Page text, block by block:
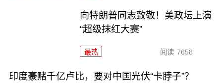
向特朗普同志致敬！美政坛上演
“超级抹红大赛”
最热 阅读 7658
印度豪赌千亿卢比，要对中国光伏“卡脖子”？